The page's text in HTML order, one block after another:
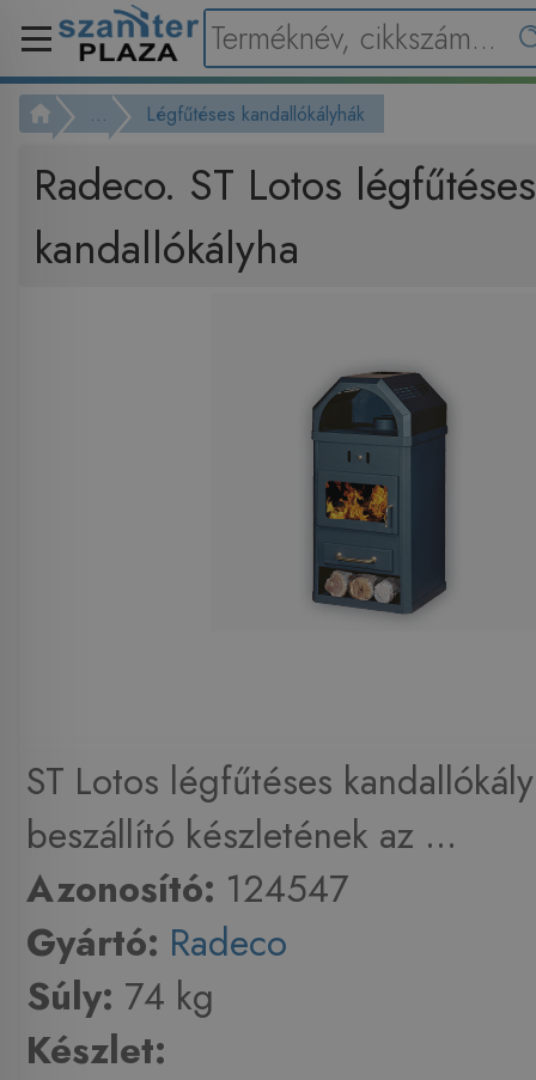
... Légfűtéses kandallókályhák
Radeco. ST Lotos légfűtéses
kandallókályha
ST Lotos légfűtéses
beszállító készletének az ...
Azonosító: 124547
Gyártó: Radeco
Súly: 74 kg
Készlet: